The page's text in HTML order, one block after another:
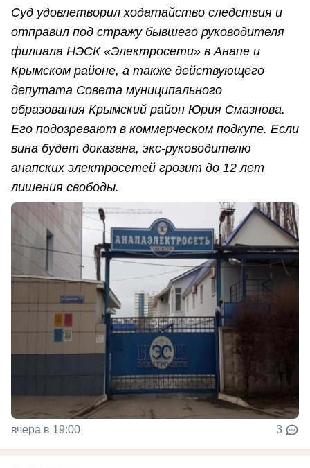
Суд удовлетворил ходатайство следствия и
отправил под стражу бывшего руководителя
филиала НЭСК «Электросети» в Анапе и
Крымском районе, а также действующего
депутата Совета муниципального
образования Крымский район Юрия Смазнова.
Его подозревают в коммерческом подкупе. Если
вина будет доказана, экс-руководителю
анапских электросетей грозит до 12 лет
лишения свободы.
вчера в 19:00 3